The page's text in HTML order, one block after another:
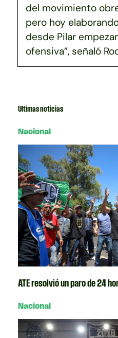
del movimiento
pero hoy
desde Pilar
ofensiva”, señaló
Ultimas noticias
Nacional
ATE resolvió un paro de 24
Nacional